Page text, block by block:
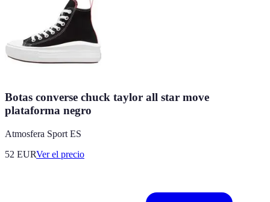
Botas converse chuck taylor all star move
plataforma negro
Atmosfera Sport ES
52 EURVer el precio